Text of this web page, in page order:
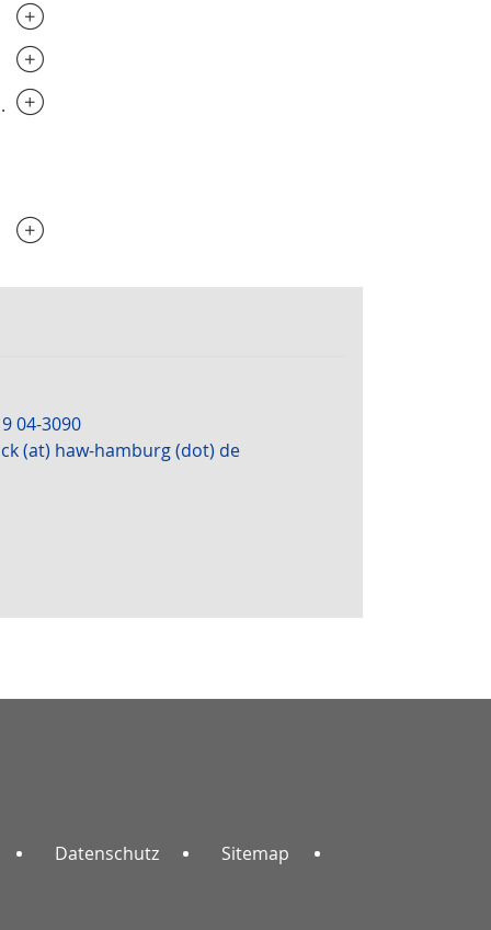
04-3090
(at) haw-hamburg (dot) de
Datenschutz Sitemap